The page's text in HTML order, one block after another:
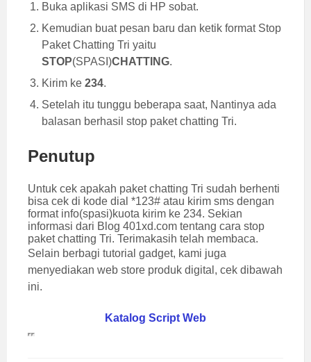
Buka aplikasi SMS di HP sobat.
Kemudian buat pesan baru dan ketik format Stop
Paket Chatting Tri yaitu
STOP(SPASI)CHATTING.
Kirim ke 234.
Setelah itu tunggu beberapa saat, Nantinya ada
balasan berhasil stop paket chatting Tri.
Penutup
Untuk cek apakah paket chatting Tri sudah berhenti
bisa cek di kode dial *123# atau kirim sms dengan
format info(spasi)kuota kirim ke 234. Sekian
informasi dari Blog 401xd.com tentang cara stop
paket chatting Tri. Terimakasih telah membaca.
Selain berbagi tutorial gadget, kami juga
menyediakan web store produk digital, cek dibawah
ini.
Katalog Script Web